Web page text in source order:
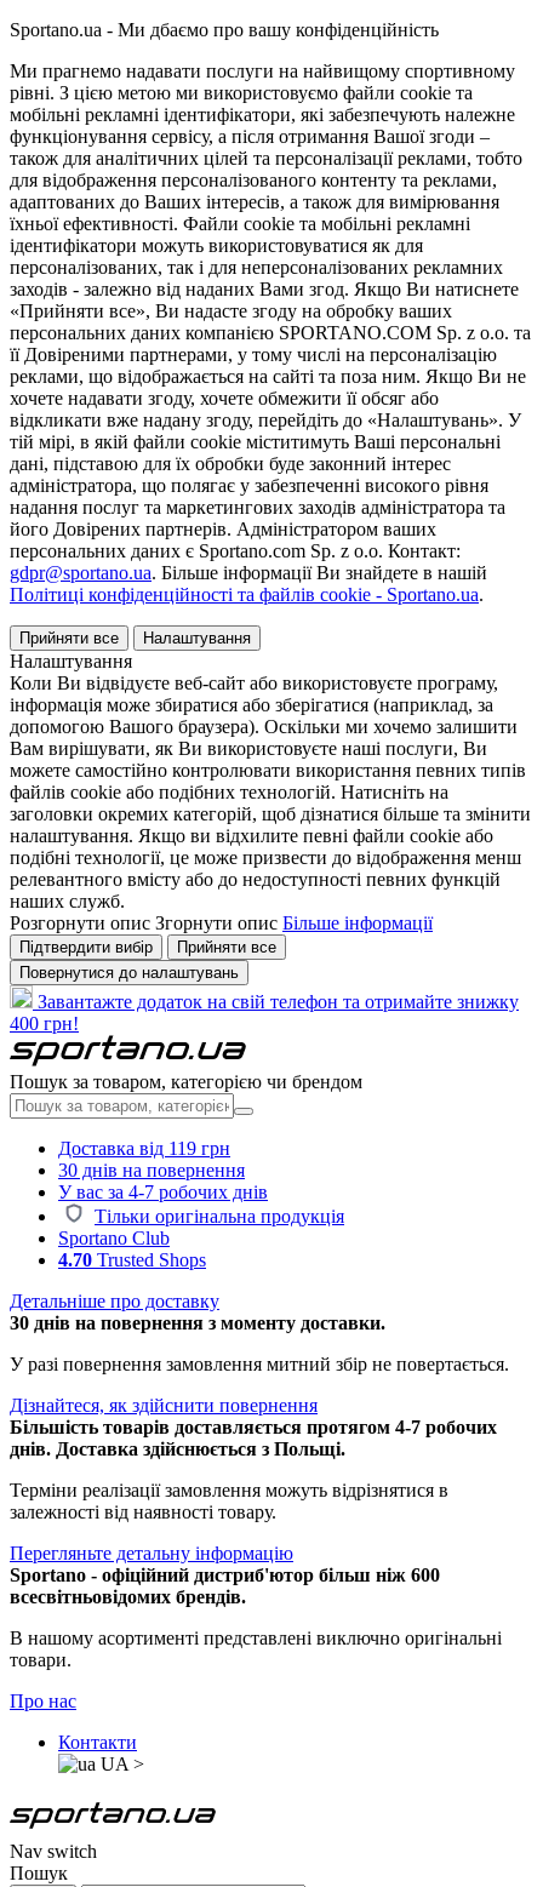
Sportano.ua - Ми дбаємо про вашу конфіденційність
Ми прагнемо надавати послуги на найвищому спортивному
рівні. З цією метою ми використовуємо файли cookie та
мобільні рекламні ідентифікатори, які забезпечують належне
функціонування сервісу, а після отримання Вашої згоди –
також для аналітичних цілей та персоналізації реклами, тобто
для відображення персоналізованого контенту та реклами,
адаптованих до Ваших інтересів, а також для вимірювання
їхньої ефективності. Файли cookie та мобільні рекламні
ідентифікатори можуть використовуватися як для
персоналізованих, так і для неперсоналізованих рекламних
заходів - залежно від наданих Вами згод. Якщо Ви натиснете
«Прийняти все», Ви надасте згоду на обробку ваших
персональних даних компанією SPORTANO.COM Sp. z o.o. та
її Довіреними партнерами, у тому числі на персоналізацію
реклами, що відображається на сайті та поза ним. Якщо Ви не
хочете надавати згоду, хочете обмежити її обсяг або
відкликати вже надану згоду, перейдіть до «Налаштувань». У
тій мірі, в якій файли cookie міститимуть Ваші персональні
дані, підставою для їх обробки буде законний інтерес
адміністратора, що полягає у забезпеченні високого рівня
надання послуг та маркетингових заходів адміністратора та
його Довірених партнерів. Адміністратором ваших
персональних даних є Sportano.com Sp. z o.o. Контакт:
gdpr@sportano.ua. Більше інформації Ви знайдете в нашій
Політиці конфіденційності та файлів cookie - Sportano.ua.
Прийняти все Налаштування
Налаштування
Коли Ви відвідуєте веб-сайт або використовуєте програму,
інформація може збиратися або зберігатися (наприклад, за
допомогою Вашого браузера). Оскільки ми хочемо залишити
Вам вирішувати, як Ви використовуєте наші послуги, Ви
можете самостійно контролювати використання певних типів
файлів cookie або подібних технологій. Натисніть на
заголовки окремих категорій, щоб дізнатися більше та змінити
налаштування. Якщо ви відхилите певні файли cookie або
подібні технології, це може призвести до відображення менш
релевантного вмісту або до недоступності певних функцій
наших служб.
Розгорнути опис Згорнути опис Більше інформації
Підтвердити вибір
Прийняти все
Повернутися до налаштувань
Завантажте додаток на свій телефон та отримайте знижку
400 грн!
Пошук за товаром, категорією чи брендом
Доставка від 119 грн
30 днів на повернення
У вас за 4-7 робочих днів
Тільки оригінальна продукція
Sportano Club
4.70 Trusted Shops
Детальніше про доставку
30 днів на повернення з моменту доставки.
У разі повернення замовлення митний збір не повертається.
Дізнайтеся, як здійснити повернення
Більшість товарів доставляється протягом 4-7 робочих
днів. Доставка здійснюється з Польщі.
Терміни реалізації замовлення можуть відрізнятися в
залежності від наявності товару.
Перегляньте детальну інформацію
Sportano - офіційний дистриб'ютор більш ніж 600
всесвітньовідомих брендів.
В нашому асортименті представлені виключно оригінальні
товари.
Про нас
Контакти
UA >
Nav switch
Пошук